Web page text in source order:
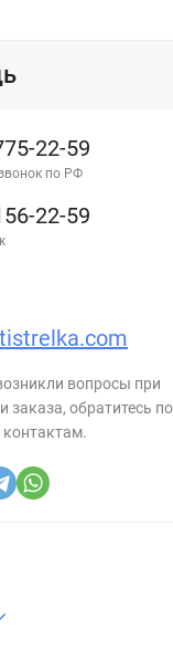
22-59
по РФ
22-59
вопросы при
заказа, обратитесь по